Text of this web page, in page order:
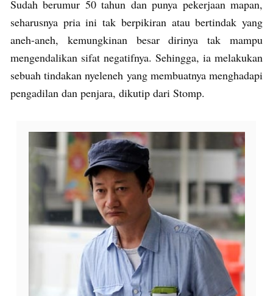
Sudah berumur 50 tahun dan punya pekerjaan mapan,
seharusnya pria ini tak berpikiran atau bertindak yang
aneh-aneh, kemungkinan besar dirinya tak mampu
mengendalikan sifat negatifnya. Sehingga, ia melakukan
sebuah tindakan nyeleneh yang membuatnya menghadapi
pengadilan dan penjara, dikutip dari Stomp.